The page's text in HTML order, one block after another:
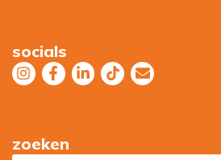
socials
zoeken